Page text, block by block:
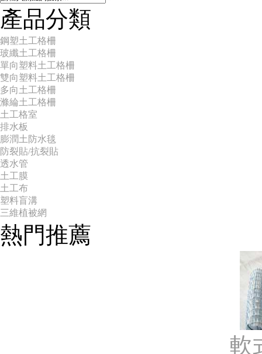
產品分類
鋼塑土工格柵
玻纖土工格柵
單向塑料土工格柵
雙向塑料土工格柵
多向土工格柵
滌綸土工格柵
土工格室
排水板
膨潤土防水毯
防裂貼/抗裂貼
透水管
土工膜
土工布
塑料盲溝
三維植被網
熱門推薦
軟